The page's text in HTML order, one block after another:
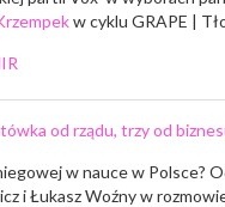
w cyklu GRAPE |
od rządu, trzy od
w nauce w Polsce?
i Łukasz Woźny w